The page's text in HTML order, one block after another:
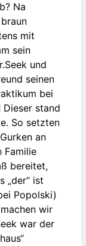
Na
mit
sein
und
seinen
bei
Dieser stand
So setzten
an
Familie
bereitet,
„der“ ist
Popolski)
wir
war der